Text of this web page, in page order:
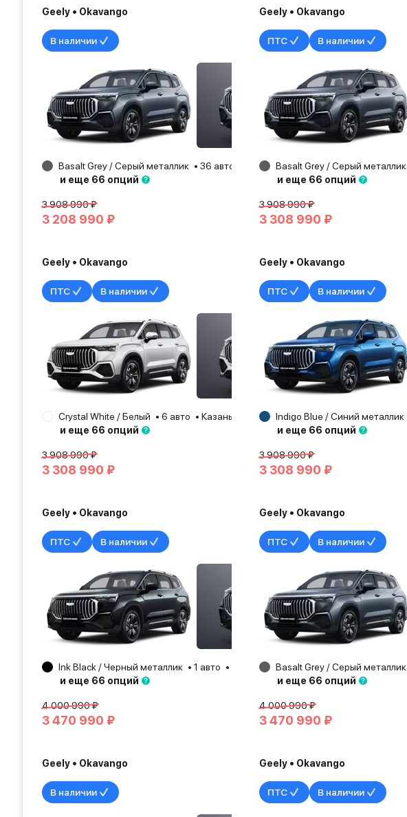
Geely • Okavango
В наличии
Basalt Grey / Серый металлик 36 авто Самара
2025
и еще 66 опций
3 908 990 ₽
3 208 990 ₽
Geely • Okavango
ПТС В наличии
Basalt Grey / Серый металлик
и еще 66 опций
3 908 990 ₽
3 308 990 ₽
Geely • Okavango
ПТС В наличии
Crystal White / Белый 6 авто Казань
2025
и еще 66 опций
3 908 990 ₽
3 308 990 ₽
Geely • Okavango
ПТС В наличии
Indigo Blue / Синий металлик
и еще 66 опций
3 908 990 ₽
3 308 990 ₽
Geely • Okavango
ПТС В наличии
Ink Black / Черный металлик 1 авто Елабуга
2026
и еще 66 опций
4 000 990 ₽
3 470 990 ₽
Geely • Okavango
ПТС В наличии
Basalt Grey / Серый металлик
и еще 66 опций
4 000 990 ₽
3 470 990 ₽
Geely • Okavango
В наличии
Geely • Okavango
ПТС В наличии